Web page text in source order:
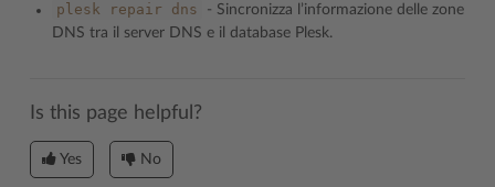
plesk repair dns
- Sincronizza l’informazione delle zone
DNS tra il server DNS e il database Plesk.
Is this page helpful?
Yes No